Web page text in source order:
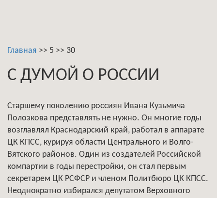
Главная >> 5 >> 30
С ДУМОЙ О РОССИИ
Старшему поколению россиян Ивана Кузьмича
Полозкова представлять не нужно. Он многие годы
возглавлял Краснодарский край, работал в аппарате
ЦК КПСС, курируя области Центрального и Волго-
Вятского районов. Один из создателей Российской
компартии в годы перестройки, он стал первым
секретарем ЦК РСФСР и членом Политбюро ЦК КПСС.
Неоднократно избирался депутатом Верховного